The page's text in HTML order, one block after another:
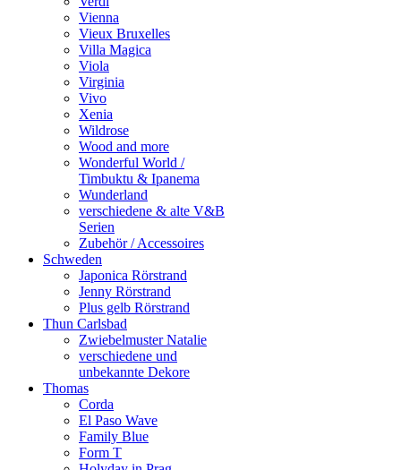
Vienna
Vieux Bruxelles
Villa Magica
Viola
Virginia
Vivo
Xenia
Wildrose
Wood and more
Wonderful World /
Timbuktu & Ipanema
Wunderland
verschiedene & alte V&B
Serien
Zubehör / Accessoires
Schweden
Japonica Rörstrand
Jenny Rörstrand
Plus gelb Rörstrand
Thun Carlsbad
Zwiebelmuster Natalie
verschiedene und
unbekannte Dekore
Thomas
Corda
El Paso Wave
Family Blue
Form T